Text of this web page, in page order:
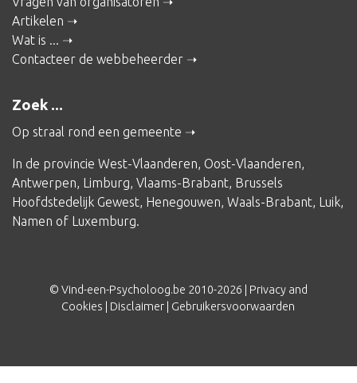
Artikelen
Wat is ...
Contacteer de webbeheerder
Zoek ...
Op straal rond een gemeente
In de provincie West-Vlaanderen, Oost-Vlaanderen,
Antwerpen, Limburg, Vlaams-Brabant, Brussels
Hoofdstedelijk Gewest, Henegouwen, Waals-Brabant, Luik,
Namen of Luxemburg.
© Vind-een-Psycholoog.be 2010-2026 | Privacy and
Cookies
Disclaimer Gebruikersvoorwaarden